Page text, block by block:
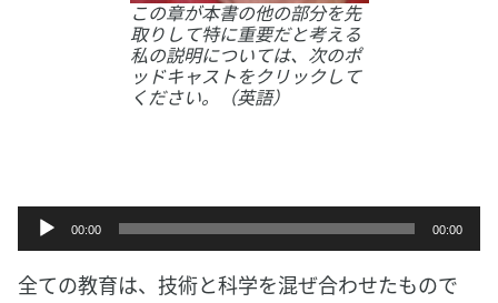
この章が本書の他の部分を先
取りして特に重要だと考える
私の説明については、次のポ
ッドキャストをクリックして
ください。（英語）
声
プ
00:00 00:00
全ての教育は、技術と科学を混ぜ合わせたもので